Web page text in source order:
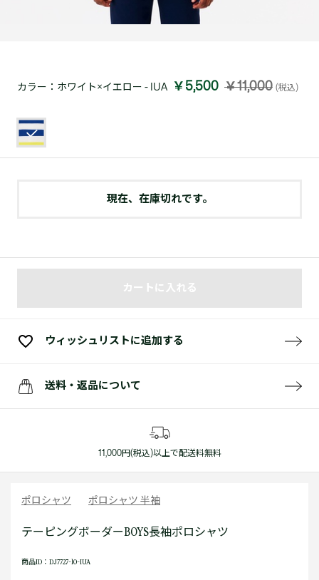
カラー： ホワイト×イエロー - IUA ￥5,500 ￥11,000 (税込)
現在、在庫切れです。
カートに入れる
ウィッシュリストに追加する
送料・返品について
11,000円(税込)以上で配送料無料
ポロシャツ ポロシャツ 半袖
テーピングボーダーBOYS長袖ポロシャツ
商品ID：DJ7727-10-IUA